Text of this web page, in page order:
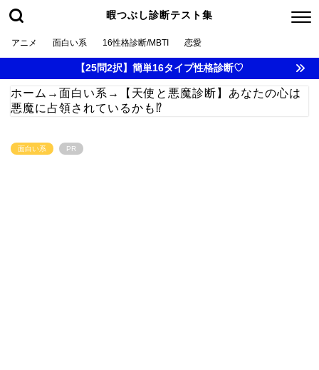
暇つぶし診断テスト集
アニメ 面白い系 16性格診断/MBTI 恋愛
【25問2択】簡単16タイプ性格診断♡
ホーム → 面白い系 →
【天使と悪魔診断】あなたの心は
悪魔に占領されているかも⁉
面白い系 PR